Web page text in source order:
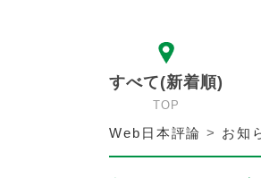
すべて(新着順)
TOP
Web日本評論 > お知